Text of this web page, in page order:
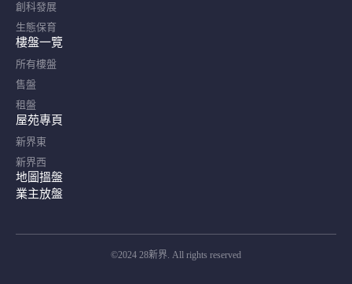
創科發展
生態保育
樓盤一覽
所有樓盤
售盤
租盤
屋苑專頁
新界東
新界西
地圖搵盤
業主放盤
©2024 28新界. All rights reserved